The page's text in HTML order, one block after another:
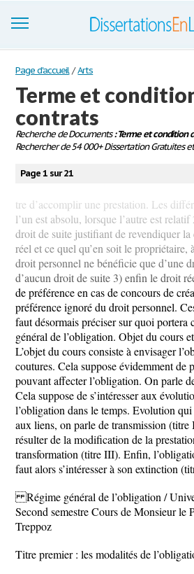
Dissertations
S'inscrire
Se connecter
Contactez-nous
Page d'accueil / Arts
Terme et
contrats
Recherche de Documents: Terme et condition
Rechercher de 54 000+ Dissertation Gratuites
Page 1 sur 21
tre d’accomplir une prestation. Les
l’un est absolu, lorsque l’autre est
droit de suite justifiant de revendiquer
réel et ce quel qu’en soit le propriétaire,
droit personnel ne bénéficie que d’une
d’aucun droit de suite 3) enfin le droit
de préférence en cas de concours de
préférence ignoré du droit personnel.
faut désormais préciser sur quoi portera
général de l’obligation. Objet du cours
L’objet du cours consiste à envisager
coutures. Cela suppose évidemment de
pouvant affecter l’obligation. On parle
Cela suppose de s’intéresser aux
l’obligation dans le temps. Evolution
aux liens, on parle de transmission
résulter de la modification de la
transformation (titre III). Enfin,
faut alors s’intéresser à son extinction
Régime général de l’obligation /
Second semestre Cours de Monsieur le
Treppoz
Titre premier : les modalités de